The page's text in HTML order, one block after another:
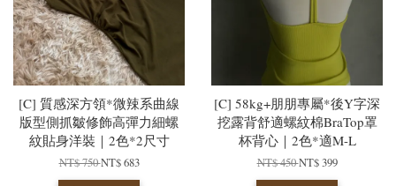
[C] 質感深方領*微辣系曲線
版型側抓皺修飾高彈力細螺
紋貼身洋裝｜2色*2尺寸
NT$ 750NT$ 683
[C] 58kg+朋朋專屬*後Y字深
挖露背舒適螺紋棉BraTop罩
杯背心｜2色*適M-L
NT$ 450NT$ 399